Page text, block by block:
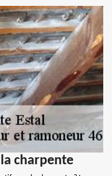
charpente